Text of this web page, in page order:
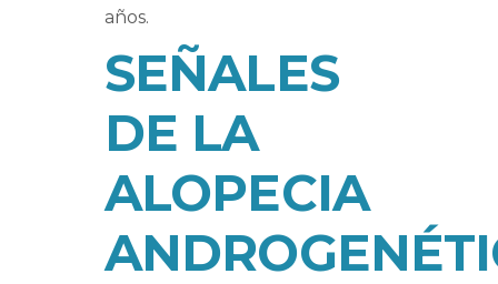
años.
SEÑALES
DE LA
ALOPECIA